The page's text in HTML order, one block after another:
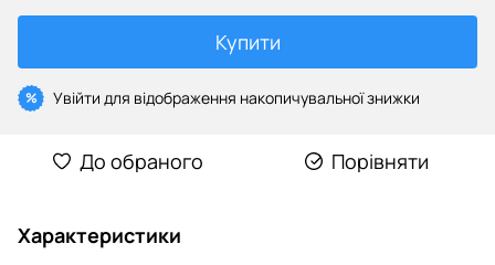
Купити
% Увійти для відображення накопичувальної знижки
До обраного Порівняти
Характеристики